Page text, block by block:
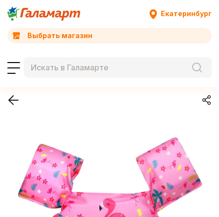
Екатеринбург
Выбрать магазин